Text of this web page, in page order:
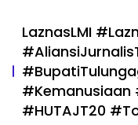
LaznasLMI
#Kemanusiaan
#HUTAJT20